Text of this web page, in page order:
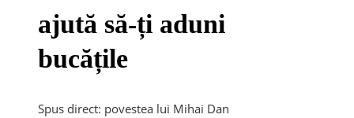
ajută să-ți aduni
bucățile
Spus direct: povestea lui Mihai Dan